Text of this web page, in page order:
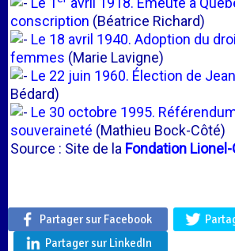
conscription (Béatrice Richard)
Le 18 avril 1940. Adoption du
femmes (Marie Lavigne)
Le 22 juin 1960. Élection de
Bédard)
Le 30 octobre 1995.
souveraineté (Mathieu Bock-Côté)
Source : Site de la Fondation
Partager sur Facebook
Partager sur LinkedIn